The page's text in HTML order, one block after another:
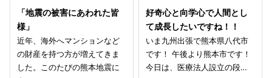
「地震の被害にあわれた皆
様」
近年、海外へマンションなど
の財産を持つ方が増えてきま
した。このたびの熊本地震に
好奇心と向学心で人間とし
て成長したいですね！！
いま九州出張で熊本県八代市
です！ 午後より熊本市です！
今日は、医療法人設立の段…